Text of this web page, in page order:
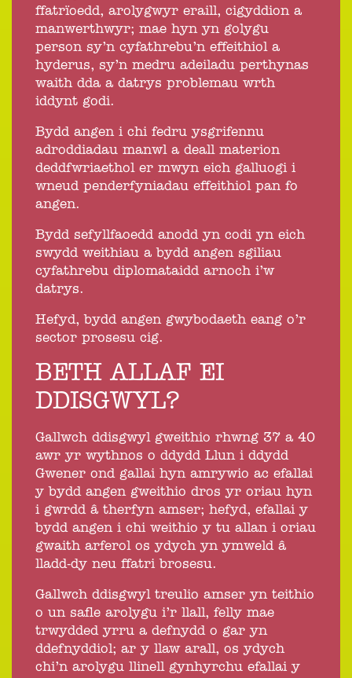
ffatrïoedd, arolygwyr eraill, cigyddion a
manwerthwyr; mae hyn yn golygu
person sy’n cyfathrebu’n effeithiol a
hyderus, sy’n medru adeiladu perthynas
waith dda a datrys problemau wrth
iddynt godi.
Bydd angen i chi fedru ysgrifennu
adroddiadau manwl a deall materion
deddfwriaethol er mwyn eich galluogi i
wneud penderfyniadau effeithiol pan fo
angen.
Bydd sefyllfaoedd anodd yn codi yn eich
swydd weithiau a bydd angen sgiliau
cyfathrebu diplomataidd arnoch i’w
datrys.
Hefyd, bydd angen gwybodaeth eang o’r
sector prosesu cig.
BETH ALLAF EI
DDISGWYL?
Gallwch ddisgwyl gweithio rhwng 37 a 40
awr yr wythnos o ddydd Llun i ddydd
Gwener ond gallai hyn amrywio ac efallai
y bydd angen gweithio dros yr oriau hyn
i gwrdd â therfyn amser; hefyd, efallai y
bydd angen i chi weithio y tu allan i oriau
gwaith arferol os ydych yn ymweld â
lladd-dy neu ffatri brosesu.
Gallwch ddisgwyl treulio amser yn teithio
o un safle arolygu i’r llall, felly mae
trwydded yrru a defnydd o gar yn
ddefnyddiol; ar y llaw arall, os ydych
chi’n arolygu llinell gynhyrchu efallai y